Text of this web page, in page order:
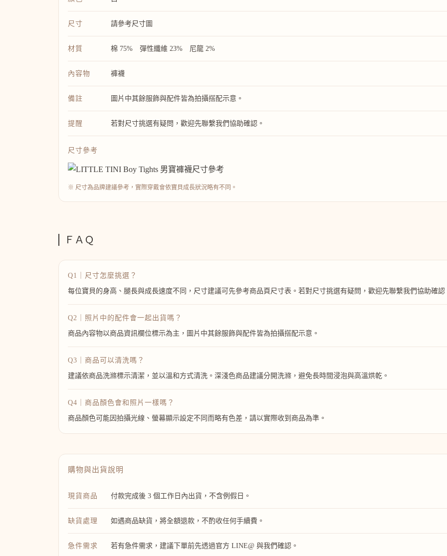
尺寸 請參考尺寸圖
材質 棉 75% 彈性纖維 23% 尼龍 2%
內容物 褲襪
備註 圖片中其餘服飾與配件皆為拍攝搭配示意。
提醒 若對尺寸挑選有疑問，歡迎先聯繫我們協助確認。
尺寸參考
※ 尺寸為品牌建議參考，實際穿戴會依寶貝成長狀況略有不同。
ＦＡＱ
Q1｜尺寸怎麼挑選？
每位寶貝的身高、腿長與成長速度不同，尺寸建議可先參考商品頁尺寸表。若對尺寸挑選有疑問，歡迎先聯繫我們協助確認
Q2｜照片中的配件會一起出貨嗎？
商品內容物以商品資訊欄位標示為主，圖片中其餘服飾與配件皆為拍攝搭配示意。
Q3｜商品可以清洗嗎？
建議依商品洗滌標示清潔，並以溫和方式清洗。深淺色商品建議分開洗滌，避免長時間浸泡與高溫烘乾。
Q4｜商品顏色會和照片一樣嗎？
商品顏色可能因拍攝光線、螢幕顯示設定不同而略有色差，請以實際收到商品為準。
購物與出貨說明
現貨商品 付款完成後 3 個工作日內出貨，不含例假日。
缺貨處理 如遇商品缺貨，將全額退款，不酌收任何手續費。
急件需求 若有急件需求，建議下單前先透過官方 LINE@ 與我們確認。